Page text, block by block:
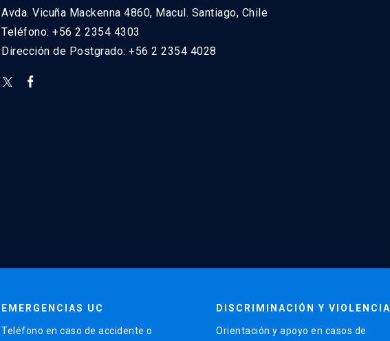
Avda. Vicuña Mackenna 4860, Macul. Santiago, Chile
Teléfono: +56 2 2354 4303
Dirección de Postgrado: +56 2 2354 4028
EMERGENCIAS UC
Teléfono en caso de accidente o
DISCRIMINACIÓN Y VIOLENCIA
Orientación y apoyo en casos de